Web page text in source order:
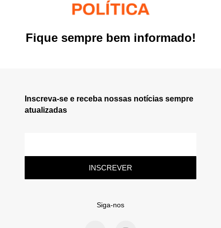
Fique sempre bem informado!
Inscreva-se e receba nossas notícias sempre
atualizadas
INSCREVER
Siga-nos